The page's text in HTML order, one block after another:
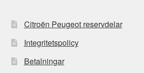
Citroën Peugeot reservdelar
Integritetspolicy
Betalningar